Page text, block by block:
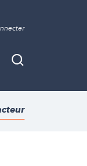
Recherche